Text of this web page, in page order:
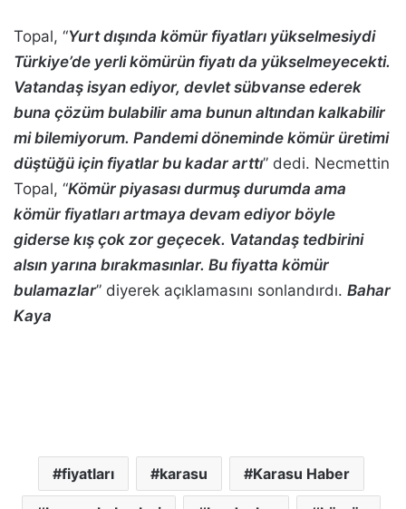
Topal, “Yurt dışında kömür fiyatları yükselmesiydi
Türkiye’de yerli kömürün fiyatı da yükselmeyecekti.
Vatandaş isyan ediyor, devlet sübvanse ederek
buna çözüm bulabilir ama bunun altından kalkabilir
mi bilemiyorum. Pandemi döneminde kömür üretimi
düştüğü için fiyatlar bu kadar arttı” dedi. Necmettin
Topal, “Kömür piyasası durmuş durumda ama
kömür fiyatları artmaya devam ediyor böyle
giderse kış çok zor geçecek. Vatandaş tedbirini
alsın yarına bırakmasınlar. Bu fiyatta kömür
bulamazlar” diyerek açıklamasını sonlandırdı. Bahar
Kaya
fiyatları karasu Karasu Haber